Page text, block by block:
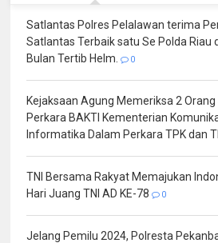
Satlantas Polres Pelalawan terima
Satlantas Terbaik satu Se Polda Riau
Bulan Tertib Helm.
0
Kejaksaan Agung Memeriksa 2
Perkara BAKTI Kementerian
Informatika Dalam Perkara TPK dan
TNI Bersama Rakyat Memajukan
Hari Juang TNI AD KE-78
0
Jelang Pemilu 2024, Polresta